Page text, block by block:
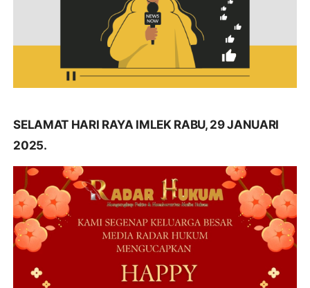
SELAMAT HARI RAYA IMLEK RABU, 29 JANUARI
2025.